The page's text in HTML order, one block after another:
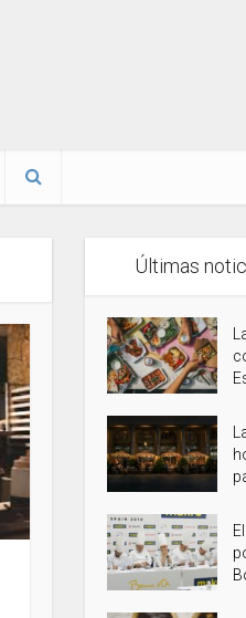
Últimas